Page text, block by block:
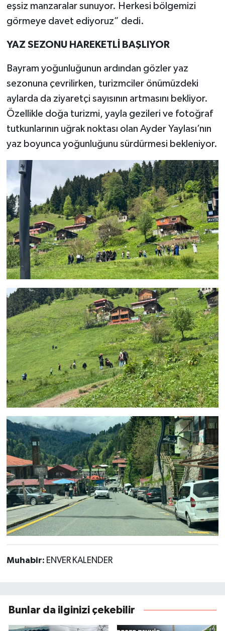
eşsiz manzaralar sunuyor. Herkesi bölgemizi
görmeye davet ediyoruz” dedi.
YAZ SEZONU HAREKETLİ BAŞLIYOR
Bayram yoğunluğunun ardından gözler yaz
sezonuna çevrilirken, turizmciler önümüzdeki
aylarda da ziyaretçi sayısının artmasını bekliyor.
Özellikle doğa turizmi, yayla gezileri ve fotoğraf
tutkunlarının uğrak noktası olan Ayder Yaylası’nın
yaz boyunca yoğunluğunu sürdürmesi bekleniyor.
Muhabir: ENVER KALENDER
Bunlar da ilginizi çekebilir